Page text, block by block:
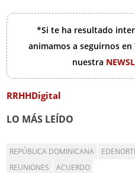
*Si te ha resultado
animamos a seguirnos en
nuestra
RRHHDigital
LO MÁS LEÍDO
REPÚBLICA DOMINICANA
REUNIONES
ACUERDO